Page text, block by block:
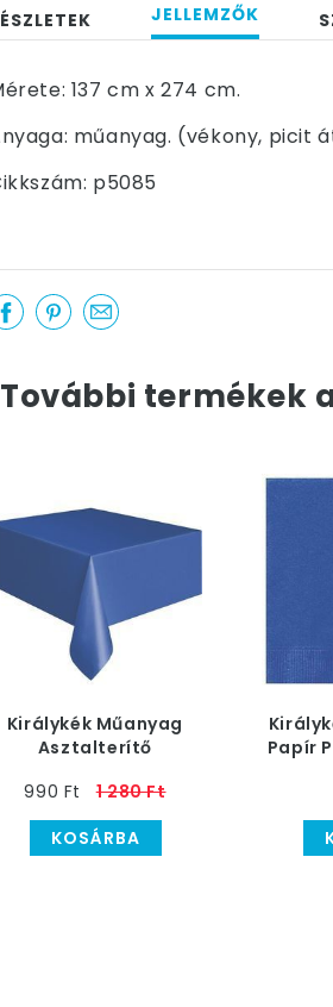
JELLEMZŐK
137 cm x 274 cm.
műanyag. (vékony, picit
p5085
További termékek
Királykék Műanyag
Asztalterítő
990 Ft
1 280 Ft
KOSÁRBA
Papír